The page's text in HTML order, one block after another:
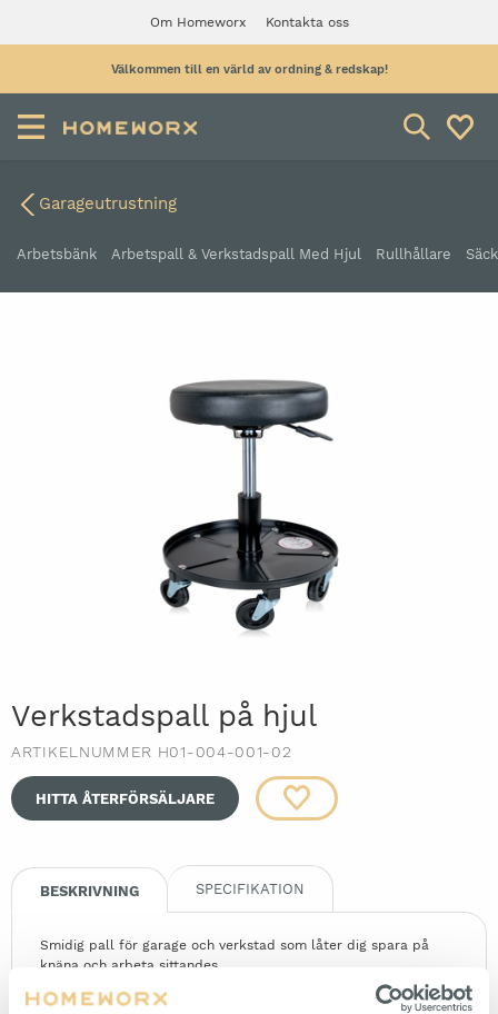
Om Homeworx Kontakta oss
Välkommen till en värld av ordning & redskap!
Garageutrustning
Arbetsbänk Arbetspall & Verkstadspall Med Hjul Rullhållare
Verkstadspall på hjul
ARTIKELNUMMER H01-004-001-02
HITTA ÅTERFÖRSÄLJARE
BESKRIVNING SPECIFIKATION
Smidig pall för garage och verkstad som låter dig spara på
knäna och arbeta sittandes.
Sittdynan är mjukt vadderad och höjden, 432 mm - 521 mm,
justeras enkelt med en spak till gasfjädern.